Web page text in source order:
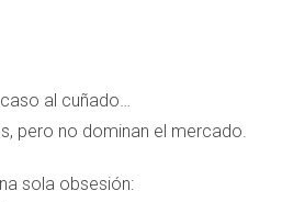
bienestar no es moda: es
al cuñado…
pero no dominan el mercado.
sola obsesión: